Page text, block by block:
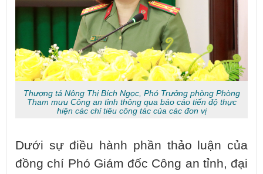
Thượng tá Nông Thị Bích Ngọc, Phó Trưởng phòng Phòng
Tham mưu Công an tỉnh thông qua báo cáo tiến độ thực
hiện các chỉ tiêu công tác của các đơn vị
Dưới sự điều hành phần thảo luận của
đồng chí Phó Giám đốc Công an tỉnh, đại